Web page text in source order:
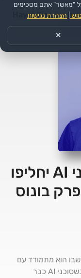
חיות כיס Hayot Kiss
פרק 348: האם סוכני AI יחליפו
בונוס
שבו הוא מתמודד עם
השאלות הגדולות של התקופה: מה קורה כשסוכני AI כבר
"מאשר" אתם מסכימים
הצהרת נגישות
✕